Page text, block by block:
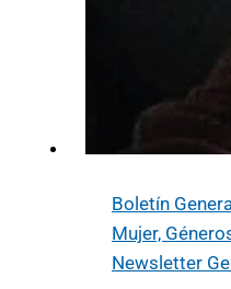
Boletín
Mujer,
Newsletter